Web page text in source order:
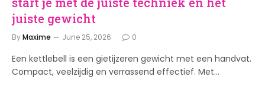
juiste gewicht
ByMaxime June 25, 2026 0
Een kettlebell is een gietijzeren gewicht met een handvat.
Compact, veelzijdig en verrassend effectief. Met…